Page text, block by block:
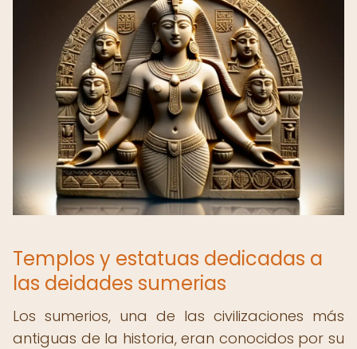
Templos y estatuas dedicadas a
las deidades sumerias
Los sumerios, una de las civilizaciones más
antiguas de la historia, eran conocidos por su